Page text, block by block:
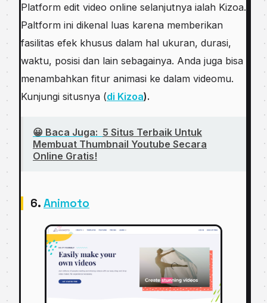
Platform edit video online selanjutnya ialah Kizoa.
Paltform ini dikenal luas karena memberikan
fasilitas efek khusus dalam hal ukuran, durasi,
waktu, posisi dan lain sebagainya. Anda juga bisa
menambahkan fitur animasi ke dalam videomu.
Kunjungi situsnya (di Kizoa).
😀 Baca Juga: 5 Situs Terbaik Untuk
Membuat Thumbnail Youtube Secara
Online Gratis!
6. Animoto